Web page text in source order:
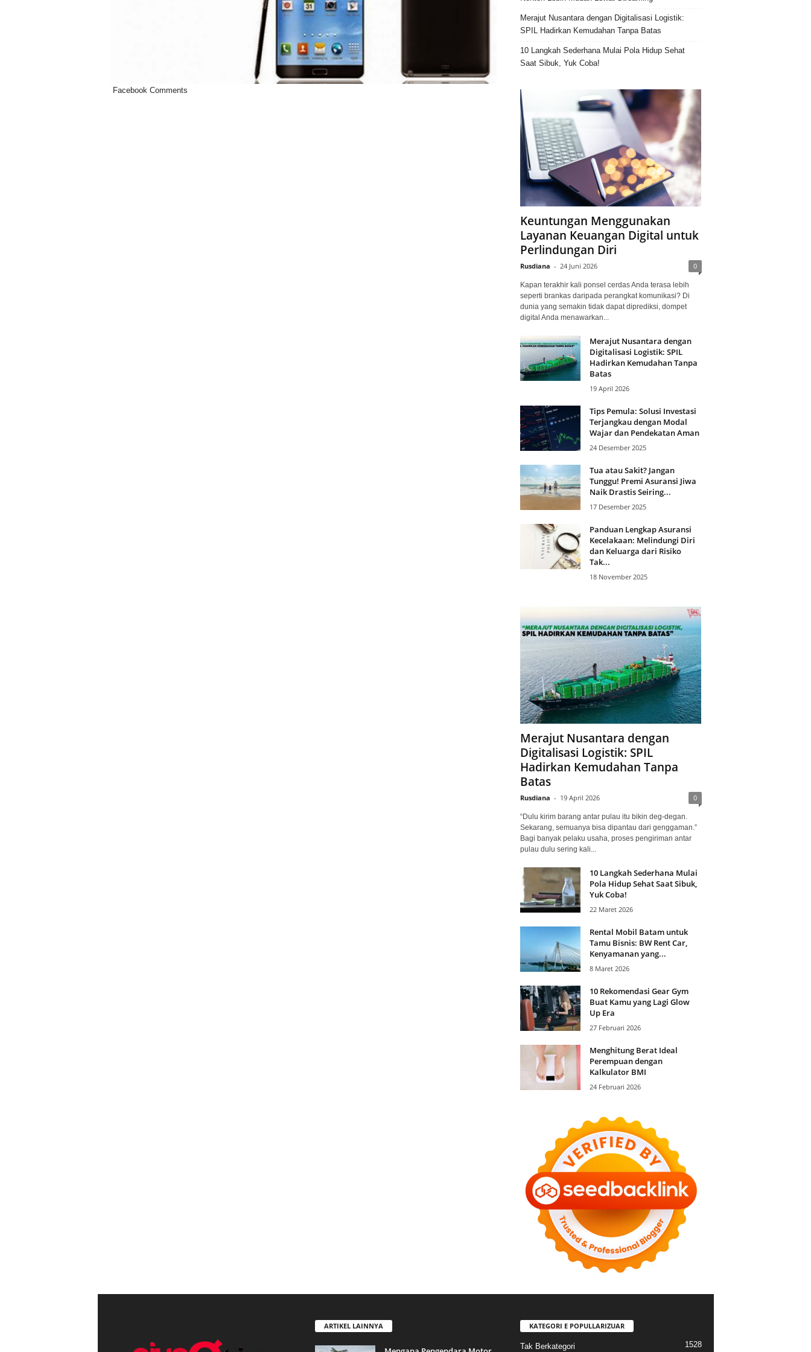
Facebook Comments
Merajut Nusantara dengan Digitalisasi Logistik:
SPIL Hadirkan Kemudahan Tanpa Batas
10 Langkah Sederhana Mulai Pola Hidup Sehat
Saat Sibuk, Yuk Coba!
Keuntungan Menggunakan
Layanan Keuangan Digital untuk
Perlindungan Diri
Rusdiana - 24 Juni 2026 0
Kapan terakhir kali ponsel cerdas Anda terasa lebih
seperti brankas daripada perangkat komunikasi? Di
dunia yang semakin tidak dapat diprediksi, dompet
digital Anda menawarkan...
Merajut Nusantara dengan
Digitalisasi Logistik: SPIL
Hadirkan Kemudahan Tanpa
Batas
19 April 2026
Tips Pemula: Solusi Investasi
Terjangkau dengan Modal
Wajar dan Pendekatan Aman
24 Desember 2025
Tua atau Sakit? Jangan
Tunggu! Premi Asuransi Jiwa
Naik Drastis Seiring...
17 Desember 2025
Panduan Lengkap Asuransi
Kecelakaan: Melindungi Diri
dan Keluarga dari Risiko
Tak...
18 November 2025
Merajut Nusantara dengan
Digitalisasi Logistik: SPIL
Hadirkan Kemudahan Tanpa
Batas
Rusdiana - 19 April 2026 0
“Dulu kirim barang antar pulau itu bikin deg-degan.
Sekarang, semuanya bisa dipantau dari genggaman.”
Bagi banyak pelaku usaha, proses pengiriman antar
pulau dulu sering kali...
10 Langkah Sederhana Mulai
Pola Hidup Sehat Saat Sibuk,
Yuk Coba!
22 Maret 2026
Rental Mobil Batam untuk
Tamu Bisnis: BW Rent Car,
Kenyamanan yang...
8 Maret 2026
10 Rekomendasi Gear Gym
Buat Kamu yang Lagi Glow
Up Era
27 Februari 2026
Menghitung Berat Ideal
Perempuan dengan
Kalkulator BMI
24 Februari 2026
ARTIKEL LAINNYA KATEGORI E POPULLARIZUAR
Tak Berkategori 1528